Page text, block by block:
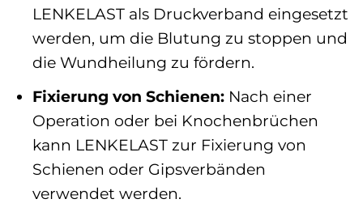
LENKELAST als Druckverband eingesetzt
werden, um die Blutung zu stoppen und
die Wundheilung zu fördern.
Fixierung von Schienen:Nach einer
Operation oder bei Knochenbrüchen
kann LENKELAST zur Fixierung von
Schienen oder Gipsverbänden
verwendet werden.